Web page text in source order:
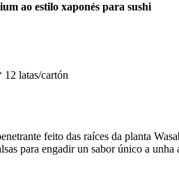
ao estilo xaponés para sushi
latas/cartón
feito das raíces da planta
para engadir un sabor único a unha